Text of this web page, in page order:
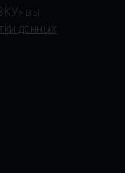
вы
данных